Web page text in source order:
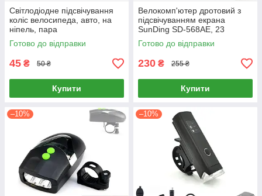
Світлодіодне підсвічування
коліс велосипеда, авто, на
ніпель, пара
Готово до відправки
45 ₴ 50 ₴
Купити
Велокомп'ютер дротовий з
підсвічуванням екрана
SunDing SD-568AE, 23
функції
Готово до відправки
230 ₴ 255 ₴
Купити
–10% –10%